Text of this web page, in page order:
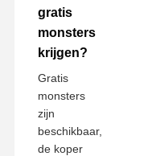
gratis
monsters
krijgen?
Gratis
monsters
zijn
beschikbaar,
de koper